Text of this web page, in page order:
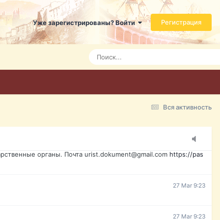
Уже зарегистрированы? Войти Регистрация
Вся активность
даже ребенок. Быстрое оформление договора с
7 Mar 3:21
7 Mar 3:24
7 Mar 3:28
15 Mar 16:47
органы. Почта urist.dokument@gmail.com https://pas
27 Mar 9:23
27 Mar 9:23